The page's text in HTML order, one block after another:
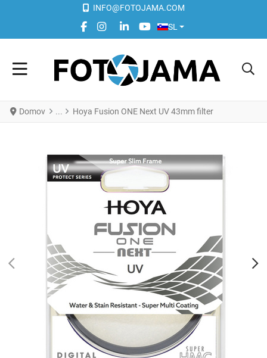
INFO@FOTOJAMA.COM
FACEBOOK SOCIAL LINK
INSTAGRAM SOCIAL LINK
LINKEDIN SOCIAL LINK
YOUTUBE SOCIAL LINK
IZBERITE VAŠ JEZIK
SL
Domov Hoya Fusion ONE Next UV 43mm filter